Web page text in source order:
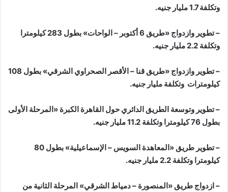
وتكلفة 1.7 مليار جنيه.
– تطوير وازدواج «طريق 6 أكتوبر – الواحات» بطول 283 كيلومترا
وتكلفة 2.2 مليار جنيه.
– تطوير وازدواج «طريق قنا – الأقصر الصحراوي الشرقي» بطول 108
كيلومترات وتكلفة مليار جنيه.
– تطوير وتوسعة الطريق الدائري حول القاهرة الكبرة «المرحلة الأولى
بطول 76 كيلومترا وتكلفة 11.2 مليار جنيه.
– تطوير طريق «المعاهدة السويس – الإسماعيلية» بطول 80
كيلومترا وتكلفة 2.2 مليار جنيه.
– ازدواج طريق «المنصورة – دمياط الشرقي» المرحلة الثانية من